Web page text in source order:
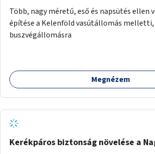
Több, nagy méretű, eső és napsütés ellen
építése a Kelenföld vasútállomás
buszvégállomásra
Megnézem
Kerékpáros biztonság növelése a